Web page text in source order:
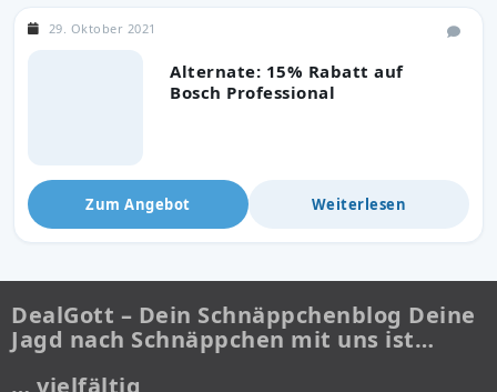
Alternate: 15% Rabatt auf
Bosch Professional
29. Oktober 2021
Zum Angebot Weiterlesen
DealGott – Dein Schnäppchenblog Deine
Jagd nach Schnäppchen mit uns ist…
… vielfältig